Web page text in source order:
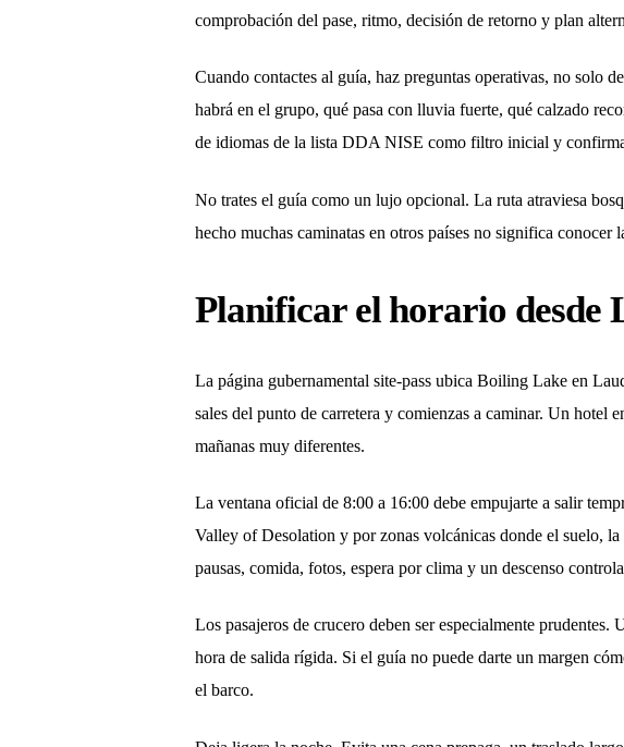
comprobación del pase, ritmo, decisión de retorno y plan
Cuando contactes al guía, haz preguntas operativas, no solo
habrá en el grupo, qué pasa con lluvia fuerte, qué calzado
de idiomas de la lista DDA NISE como filtro inicial y confirma
No trates el guía como un lujo opcional. La ruta atraviesa
hecho muchas caminatas en otros países no significa
Planificar el horario desde
La página gubernamental site-pass ubica Boiling Lake en
sales del punto de carretera y comienzas a caminar. Un hotel
mañanas muy diferentes.
La ventana oficial de 8:00 a 16:00 debe empujarte a salir
Valley of Desolation y por zonas volcánicas donde el suelo,
pausas, comida, fotos, espera por clima y un descenso
Los pasajeros de crucero deben ser especialmente
hora de salida rígida. Si el guía no puede darte un margen
el barco.